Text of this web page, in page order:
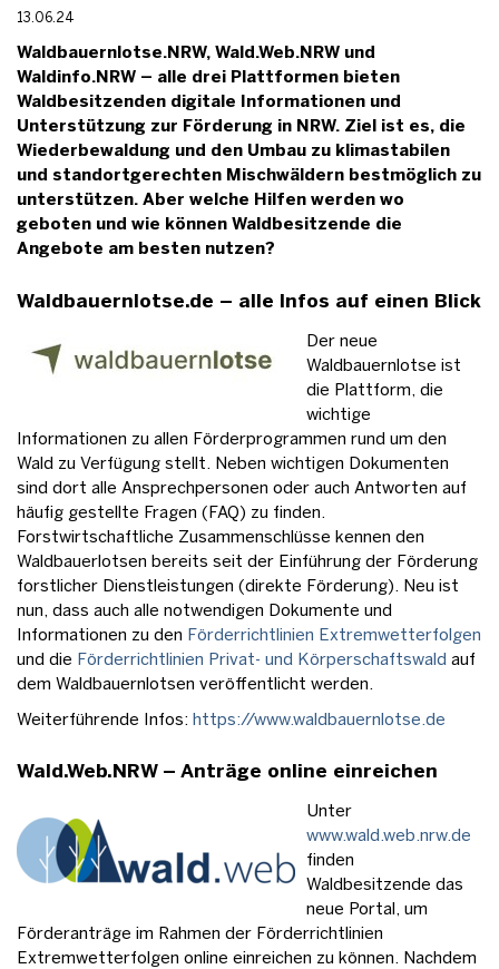
13.06.24
Waldbauernlotse.NRW, Wald.Web.NRW und
Waldinfo.NRW – alle drei Plattformen bieten
Waldbesitzenden digitale Informationen und
Unterstützung zur Förderung in NRW. Ziel ist es, die
Wiederbewaldung und den Umbau zu klimastabilen
und standortgerechten Mischwäldern bestmöglich zu
unterstützen. Aber welche Hilfen werden wo
geboten und wie können Waldbesitzende die
Angebote am besten nutzen?
Waldbauernlotse.de – alle Infos auf einen Blick
Der neue
Waldbauernlotse ist
die Plattform, die
wichtige
Informationen zu allen Förderprogrammen rund um den
Wald zu Verfügung stellt. Neben wichtigen Dokumenten
sind dort alle Ansprechpersonen oder auch Antworten auf
häufig gestellte Fragen (FAQ) zu finden.
Forstwirtschaftliche Zusammenschlüsse kennen den
Waldbauerlotsen bereits seit der Einführung der Förderung
forstlicher Dienstleistungen (direkte Förderung). Neu ist
nun, dass auch alle notwendigen Dokumente und
Informationen zu den Förderrichtlinien Extremwetterfolgen
und die Förderrichtlinien Privat- und Körperschaftswald auf
dem Waldbauernlotsen veröffentlicht werden.
Weiterführende Infos: https://www.waldbauernlotse.de
Wald.Web.NRW – Anträge online einreichen
Unter
www.wald.web.nrw.de
finden
Waldbesitzende das
neue Portal, um
Förderanträge im Rahmen der Förderrichtlinien
Extremwetterfolgen online einreichen zu können. Nachdem